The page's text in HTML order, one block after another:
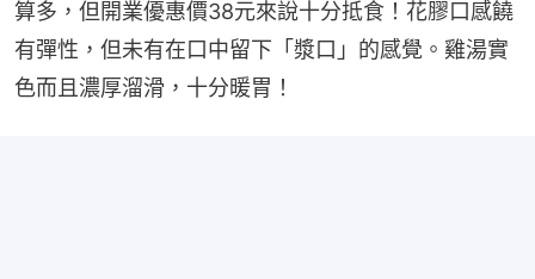
算多，但開業優惠價38元來說十分抵食！花膠口感饒
有彈性，但未有在口中留下「漿口」的感覺。雞湯實
色而且濃厚溜滑，十分暖胃！